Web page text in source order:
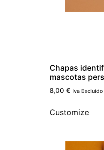
Chapas
mascotas
8,00 € Iva Excluido
Customize